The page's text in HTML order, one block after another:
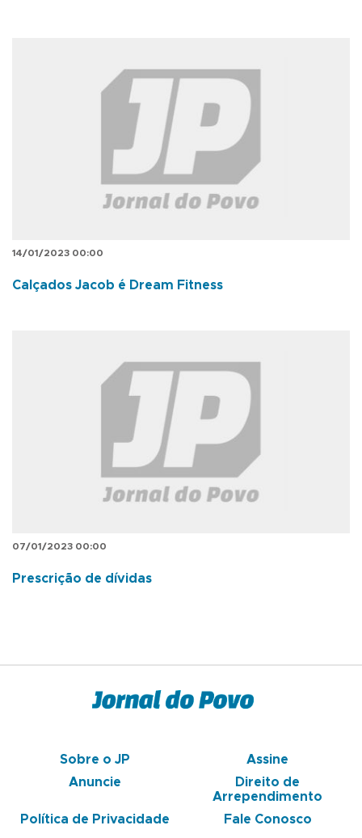
14/01/2023 00:00
Calçados Jacob é Dream Fitness
07/01/2023 00:00
Prescrição de dívidas
Sobre o JP
Assine
Anuncie
Direito de
Arrependimento
Política de Privacidade
Fale Conosco